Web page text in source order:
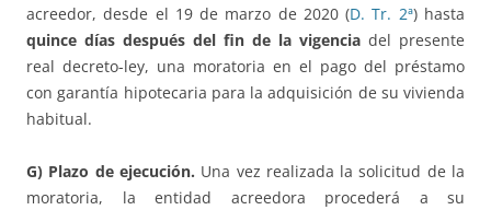
acreedor, desde el 19 de marzo de 2020 (D. Tr. 2ª) hasta
quince días después del fin de la vigencia del presente
real decreto-ley, una moratoria en el pago del préstamo
con garantía hipotecaria para la adquisición de su vivienda
habitual.
G) Plazo de ejecución. Una vez realizada la solicitud de la
moratoria, la entidad acreedora procederá a su